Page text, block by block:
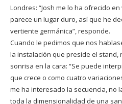
Londres: “Josh me lo ha ofrecido
parece un lugar duro, así que he
vertiente germánica”, responde.
Cuando le pedimos que nos
la instalación que preside el stand,
sonrisa en la cara: “Se puede
que crece o como cuatro
me ha interesado la secuencia, no
toda la dimensionalidad de una